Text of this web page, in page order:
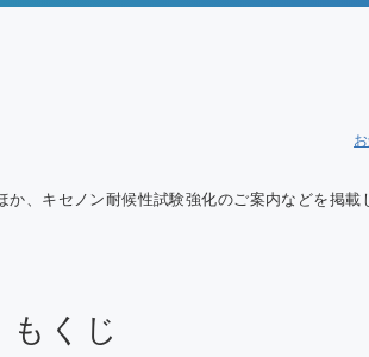
、キセノン耐候性試験強化のご案内などを掲載
くじ